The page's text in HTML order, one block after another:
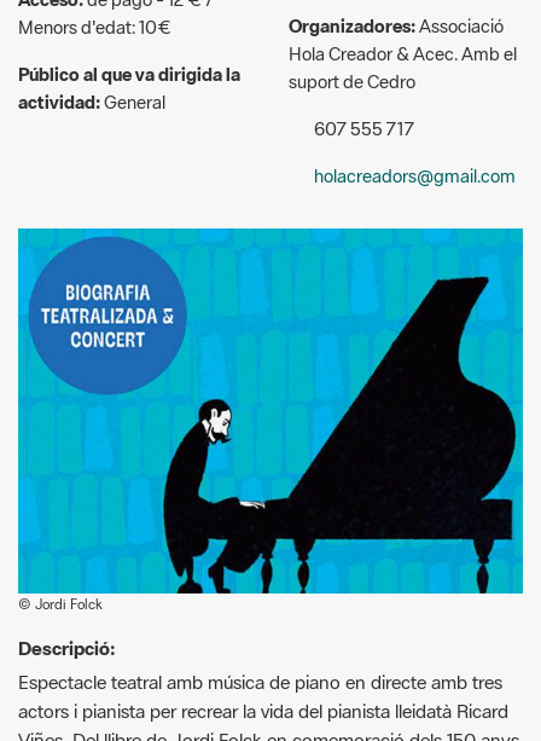
actividad:
General
607 555 717
holacreadors@gmail.com
Descripció:
Espectacle teatral amb música de piano en directe amb tres
Viñes. Del llibre de Jordi Folck en comemoració dels 150 anys
del naixement de R.Viñes. En el marc incomparable del
Monestir de Sant Jeroni de la Murtra, a Badalona.